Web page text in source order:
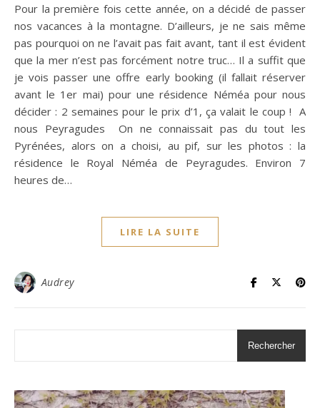
Pour la première fois cette année, on a décidé de passer
nos vacances à la montagne. D’ailleurs, je ne sais même
pas pourquoi on ne l’avait pas fait avant, tant il est évident
que la mer n’est pas forcément notre truc… Il a suffit que
je vois passer une offre early booking (il fallait réserver
avant le 1er mai) pour une résidence Néméa pour nous
décider : 2 semaines pour le prix d’1, ça valait le coup ! A
nous Peyragudes On ne connaissait pas du tout les
Pyrénées, alors on a choisi, au pif, sur les photos : la
résidence le Royal Néméa de Peyragudes. Environ 7
heures de…
LIRE LA SUITE
Audrey
Rechercher